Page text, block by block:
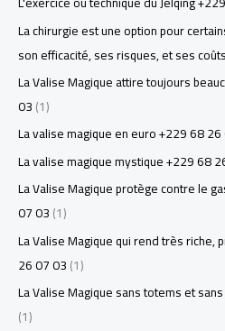
La chirurgie est une option pour
son efficacité, ses risques, et ses
La Valise Magique attire toujours
03(1)
La valise magique en euro +229 68
La valise magique mystique +229 68
La Valise Magique protège contre le
07 03(1)
La Valise Magique qui rend très
26 07 03(1)
La Valise Magique sans totems et
(1)